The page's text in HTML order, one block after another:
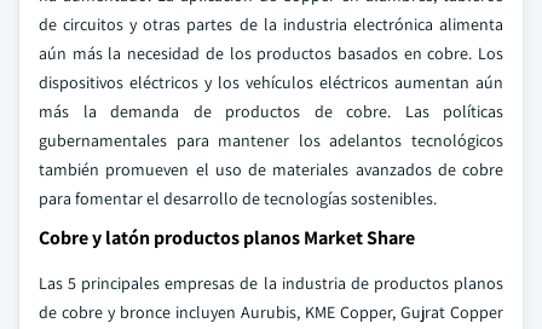
de circuitos y otras partes de la industria electrónica alimenta
aún más la necesidad de los productos basados en cobre. Los
dispositivos eléctricos y los vehículos eléctricos aumentan aún
más la demanda de productos de cobre. Las políticas
gubernamentales para mantener los adelantos tecnológicos
también promueven el uso de materiales avanzados de cobre
para fomentar el desarrollo de tecnologías sostenibles.
Cobre y latón productos planos Market Share
Las 5 principales empresas de la industria de productos planos
de cobre y bronce incluyen Aurubis, KME Copper, Gujrat Copper